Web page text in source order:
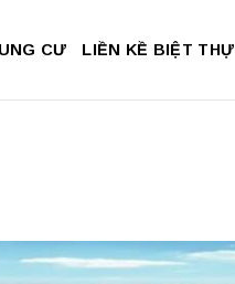
CƯ LIỀN KỀ BIỆT THỰ